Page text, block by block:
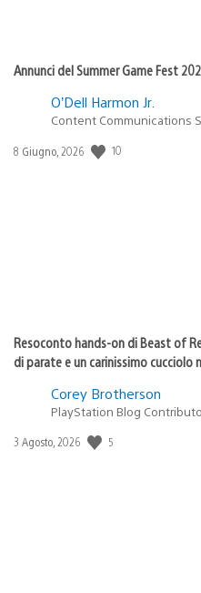
Annunci del Summer Game Fest
O’Dell Harmon Jr.
Content Communications
Data
8 Giugno, 2026 10
Resoconto hands-on di Beast of
di parate e un carinissimo cucciolo
Corey Brotherson
PlayStation Blog
Data
3 Agosto, 2026 5